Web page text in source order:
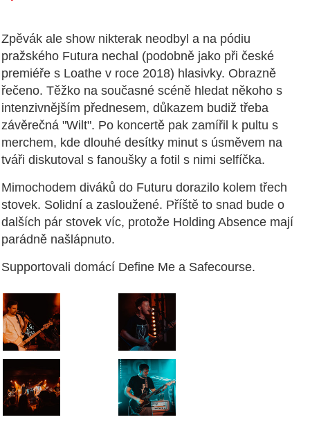
Zpěvák ale show nikterak neodbyl a na pódiu
pražského Futura nechal (podobně jako při české
premiéře s Loathe v roce 2018) hlasivky. Obrazně
řečeno. Těžko na současné scéně hledat někoho s
intenzivnějším přednesem, důkazem budiž třeba
závěrečná "Wilt". Po koncertě pak zamířil k pultu s
merchem, kde dlouhé desítky minut s úsměvem na
tváři diskutoval s fanoušky a fotil s nimi selfíčka.
Mimochodem diváků do Futuru dorazilo kolem třech
stovek. Solidní a zasloužené. Příště to snad bude o
dalších pár stovek víc, protože Holding Absence mají
parádně našlápnuto.
Supportovali domácí Define Me a Safecourse.